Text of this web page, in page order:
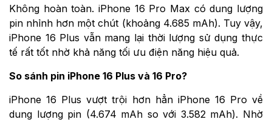
Không hoàn toàn. iPhone 16 Pro Max có dung lượng
pin nhỉnh hơn một chút (khoảng 4.685 mAh). Tuy vậy,
iPhone 16 Plus vẫn mang lại thời lượng sử dụng thực
tế rất tốt nhờ khả năng tối ưu điện năng hiệu quả.
So sánh pin iPhone 16 Plus và 16 Pro?
iPhone 16 Plus vượt trội hơn hẳn iPhone 16 Pro về
dung lượng pin (4.674 mAh so với 3.582 mAh). Nhờ